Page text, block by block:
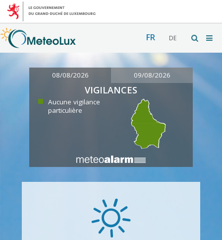
FR DE
08/08/2026 09/08/2026
VIGILANCES
Aucune vigilance
particulière